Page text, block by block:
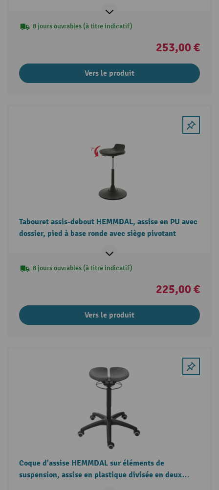
8 jours ouvrables (à titre indicatif)
253,00 €
Vers le produit
Tabouret assis-debout HEMMDAL, assise en PU avec
dossier, pied à base ronde avec siège pivotant
8 jours ouvrables (à titre indicatif)
225,00 €
Vers le produit
Coque d'assise HEMMDAL sur éléments de
suspension, assise en plastique divisée en deux